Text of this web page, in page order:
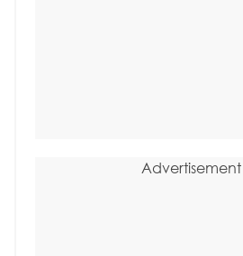
Advertisement